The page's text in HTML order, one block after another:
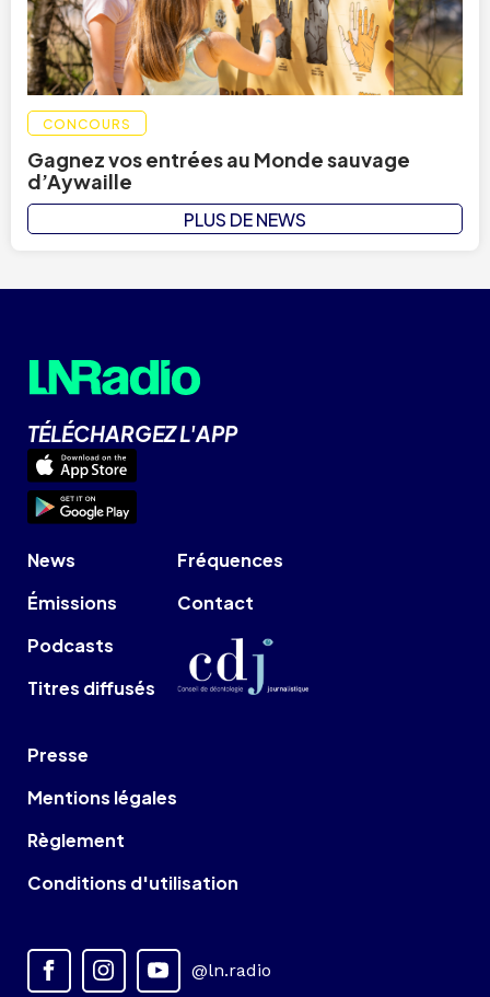
CONCOURS
Gagnez vos entrées au Monde sauvage
d’Aywaille
PLUS DE NEWS
TÉLÉCHARGEZ L'APP
News
Émissions
Podcasts
Titres diffusés
Fréquences
Contact
Presse
Mentions légales
Règlement
Conditions d'utilisation
@ln.radio